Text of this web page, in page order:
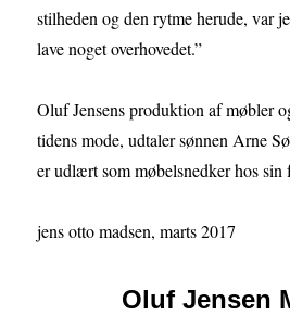
stilheden og den rytme herude, var
lave noget overhovedet.”
Oluf Jensens produktion af møbler
tidens mode, udtaler sønnen Arne
er udlært som møbelsnedker hos sin
jens otto madsen, marts 2017
Oluf Jensen